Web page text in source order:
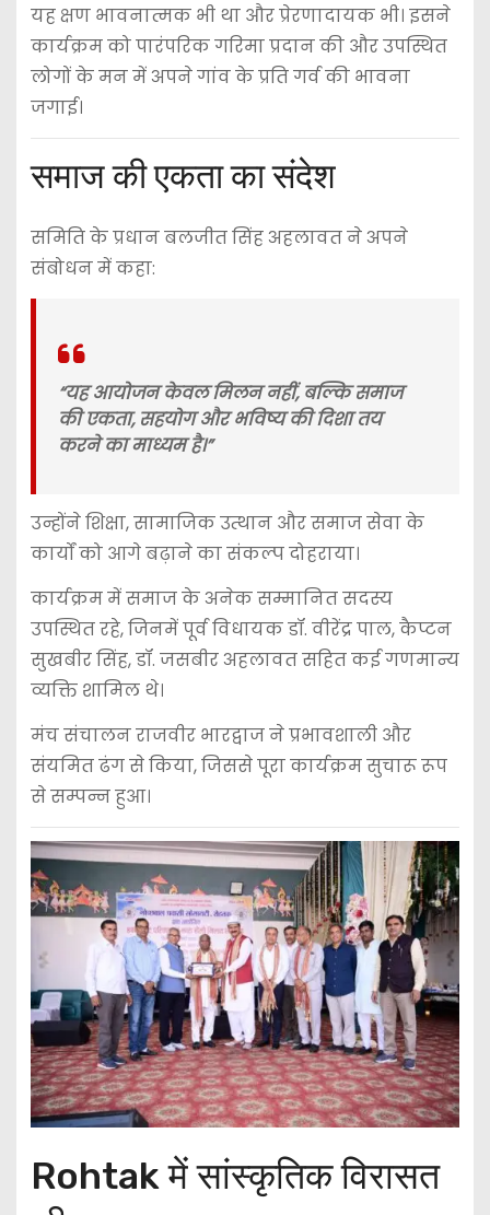
यह क्षण भावनात्मक भी था और प्रेरणादायक भी। इसने
कार्यक्रम को पारंपरिक गरिमा प्रदान की और उपस्थित
लोगों के मन में अपने गांव के प्रति गर्व की भावना
जगाई।
समाज की एकता का संदेश
समिति के प्रधान बलजीत सिंह अहलावत ने अपने
संबोधन में कहा:
“यह आयोजन केवल मिलन नहीं, बल्कि समाज
की एकता, सहयोग और भविष्य की दिशा तय
करने का माध्यम है।”
उन्होंने शिक्षा, सामाजिक उत्थान और समाज सेवा के
कार्यों को आगे बढ़ाने का संकल्प दोहराया।
कार्यक्रम में समाज के अनेक सम्मानित सदस्य
उपस्थित रहे, जिनमें पूर्व विधायक डॉ. वीरेंद्र पाल, कैप्टन
सुखबीर सिंह, डॉ. जसबीर अहलावत सहित कई गणमान्य
व्यक्ति शामिल थे।
मंच संचालन राजवीर भारद्वाज ने प्रभावशाली और
संयमित ढंग से किया, जिससे पूरा कार्यक्रम सुचारू रूप
से सम्पन्न हुआ।
Rohtak में सांस्कृतिक विरासत